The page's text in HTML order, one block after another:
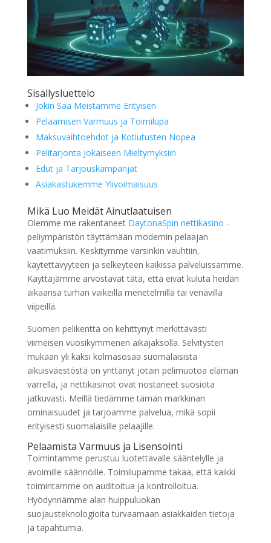
Sisällysluettelo
Jokin Saa Meistämme Erityisen
Pelaamisen Varmuus ja Toimilupa
Maksuvaihtoehdot ja Kotiutusten Nopea
Pelitarjonta Jokaiseen Mieltymyksiin
Edut ja Tarjouskampanjat
Asiakastukemme Ylivoimaisuus
Mikä Luo Meidät Ainutlaatuisen
Olemme me rakentaneet DaytonaSpin nettikasino -
peliympäristön täyttämään modernin pelaajan
vaatimuksiin. Keskitymme varsinkin vauhtiin,
käytettävyyteen ja selkeyteen kaikissa palveluissamme.
Käyttäjämme arvostavat tätä, että eivät kuluta heidän
aikaansa turhan vaikeilla menetelmillä tai venävillä
viipeillä.
Suomen pelikenttä on kehittynyt merkittävästi
viimeisen vuosikymmenen aikajaksolla. Selvitysten
mukaan yli kaksi kolmasosaa suomalaisista
aikuisväestöstä on yrittänyt jotain pelimuotoa elämän
varrella, ja nettikasinot ovat nostaneet suosiota
jatkuvasti. Meillä tiedämme tämän markkinan
ominaisuudet ja tarjoamme palvelua, mikä sopii
erityisesti suomalaisille pelaajille.
Pelaamista Varmuus ja Lisensointi
Toimintamme perustuu luotettavalle sääntelylle ja
avoimille säännöille. Toimilupamme takaa, että kaikki
toimintamme on auditoitua ja kontrolloitua.
Hyödynnämme alan huippuluokan
suojausteknologioita turvaamaan asiakkaiden tietoja
ja tapahtumia.